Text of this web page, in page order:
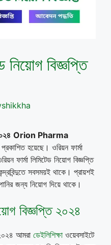
নিয়োগ বিজ্ঞপ্তি
Orion Pharma
হয়েছে। ওরিয়ন ফার্মা
ফার্মা লিমিটেড নিয়োগ বিজ্ঞপ্তি
সবসময়ই থাকে। প্রায়শই
জন্য নিয়োগ দিয়ে থাকে।
বিজ্ঞপ্তি ২০২৪
২০২৪ আমরা ডেইলিশিক্ষা ওয়েবসাইটে